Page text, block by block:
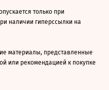
только при
наличии гиперссылки на
материалы, представленные
или рекомендацией к покупке